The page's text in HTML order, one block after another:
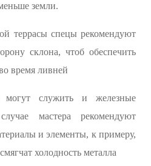
земли.
террасы спецы рекомендуют
склона, чтоб обеспечить
время ливней
могут служить и железные
мастера рекомендуют
и элементы, к примеру,
холодность металла